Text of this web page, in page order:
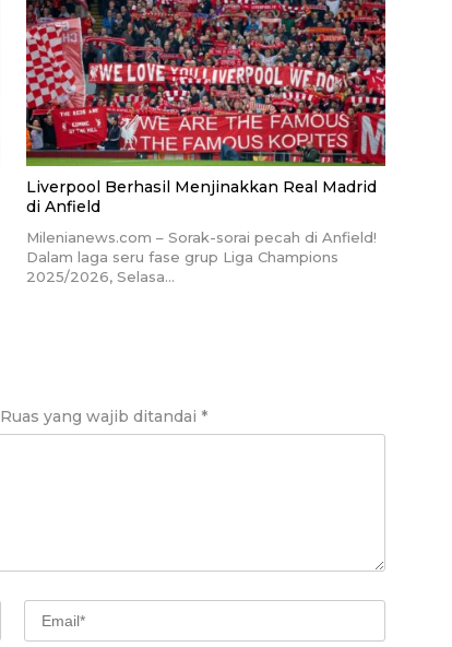
Liverpool Berhasil Menjinakkan Real Madrid
di Anfield
Milenianews.com – Sorak-sorai pecah di Anfield!
Dalam laga seru fase grup Liga Champions
2025/2026, Selasa…
Ruas yang wajib ditandai *